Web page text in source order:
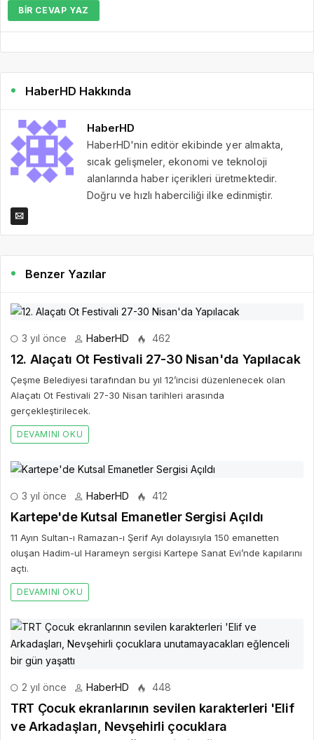
BIR CEVAP YAZ
HaberHD Hakkında
HaberHD
HaberHD'nin editör ekibinde yer almakta,
sıcak gelişmeler, ekonomi ve teknoloji
alanlarında haber içerikleri üretmektedir.
Doğru ve hızlı haberciliği ilke edinmiştir.
Benzer Yazılar
3 yıl önce HaberHD 462
12. Alaçatı Ot Festivali 27-30 Nisan'da Yapılacak
Çeşme Belediyesi tarafından bu yıl 12’incisi düzenlenecek olan
Alaçatı Ot Festivali 27-30 Nisan tarihleri arasında
gerçekleştirilecek.
DEVAMINI OKU
3 yıl önce HaberHD 412
Kartepe'de Kutsal Emanetler Sergisi Açıldı
11 Ayın Sultan-ı Ramazan-ı Şerif Ayı dolayısıyla 150 emanetten
oluşan Hadim-ul Harameyn sergisi Kartepe Sanat Evi’nde kapılarını
açtı.
DEVAMINI OKU
2 yıl önce HaberHD 448
TRT Çocuk ekranlarının sevilen karakterleri 'Elif
ve Arkadaşları, Nevşehirli çocuklara